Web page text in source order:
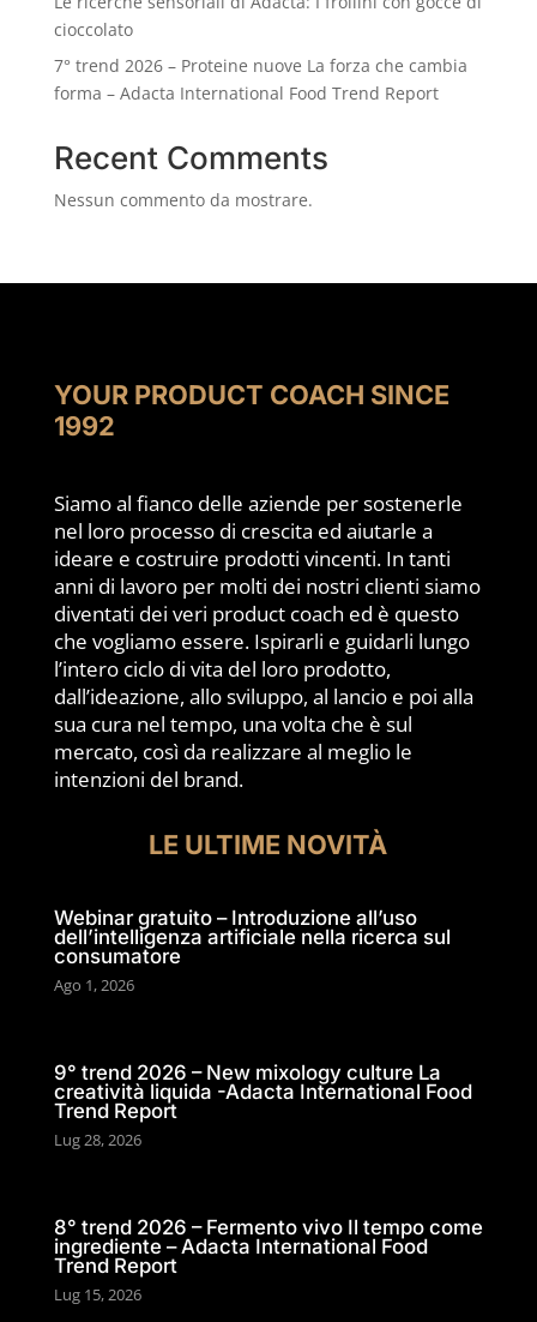
cioccolato
7° trend 2026 – Proteine nuove La forza che cambia
forma – Adacta International Food Trend Report
Recent Comments
Nessun commento da mostrare.
YOUR PRODUCT COACH SINCE
1992
Siamo al fianco delle aziende per sostenerle
nel loro processo di crescita ed aiutarle a
ideare e costruire prodotti vincenti. In tanti
anni di lavoro per molti dei nostri clienti siamo
diventati dei veri product coach ed è questo
che vogliamo essere. Ispirarli e guidarli lungo
l’intero ciclo di vita del loro prodotto,
dall’ideazione, allo sviluppo, al lancio e poi alla
sua cura nel tempo, una volta che è sul
mercato, così da realizzare al meglio le
intenzioni del brand.
LE ULTIME NOVITÀ
Webinar gratuito – Introduzione all’uso
dell’intelligenza artificiale nella ricerca sul
consumatore
Ago 1, 2026
9° trend 2026 – New mixology culture La
creatività liquida -Adacta International Food
Trend Report
Lug 28, 2026
8° trend 2026 – Fermento vivo Il tempo come
ingrediente – Adacta International Food
Trend Report
Lug 15, 2026